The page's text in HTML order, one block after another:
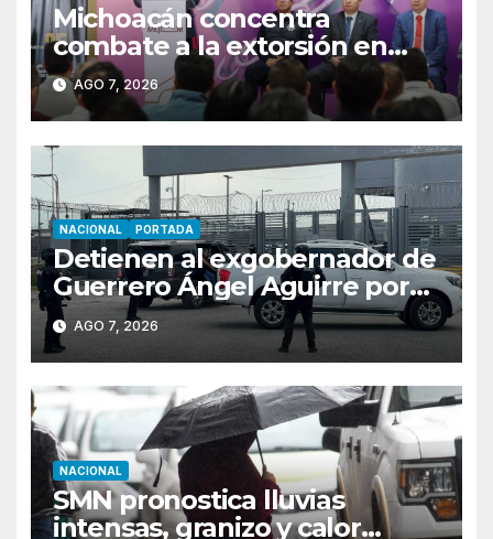
Michoacán concentra
combate a la extorsión en
Uruapan, Apatzingán y Tierra
Caliente
AGO 7, 2026
NACIONAL PORTADA
Detienen al exgobernador de
Guerrero Ángel Aguirre por
obstrucción en el caso
Ayotzinapa
AGO 7, 2026
NACIONAL
SMN pronostica lluvias
intensas, granizo y calor